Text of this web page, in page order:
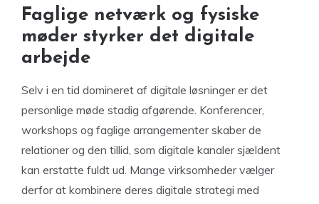
Faglige netværk og fysiske
møder styrker det digitale
arbejde
Selv i en tid domineret af digitale løsninger er det
personlige møde stadig afgørende. Konferencer,
workshops og faglige arrangementer skaber de
relationer og den tillid, som digitale kanaler sjældent
kan erstatte fuldt ud. Mange virksomheder vælger
derfor at kombinere deres digitale strategi med